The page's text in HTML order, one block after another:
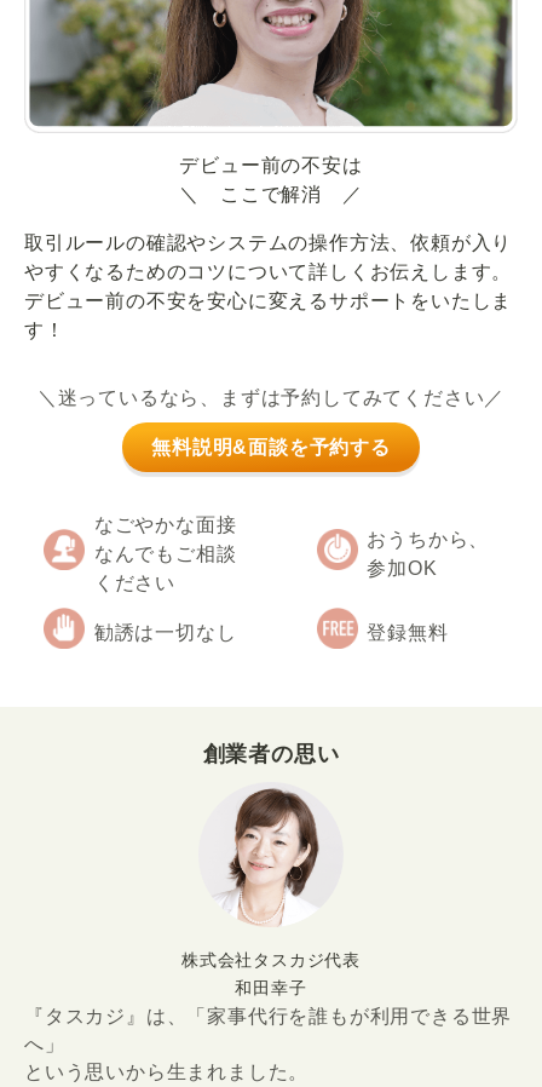
デビュー前の不安は
＼ ここで解消 ／
取引ルールの確認やシステムの操作方法、依頼が入り
やすくなるためのコツについて詳しくお伝えします。
デビュー前の不安を安心に変えるサポートをいたしま
す！
＼迷っているなら、まずは予約してみてください／
無料説明&面談を予約する
なごやかな面接
なんでもご相談
ください
おうちから、
参加OK
勧誘は一切なし 登録無料
創業者の思い
株式会社タスカジ代表
和田幸子
『タスカジ』は、「家事代行を誰もが利用できる世界
へ」
という思いから生まれました。